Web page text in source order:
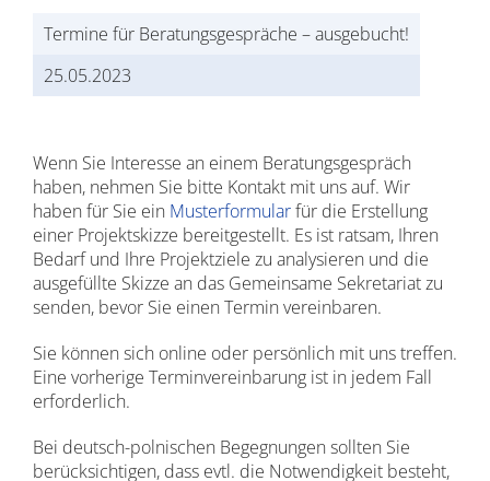
Termine für Beratungsgespräche – ausgebucht!
25.05.2023
Wenn Sie Interesse an einem Beratungsgespräch
haben, nehmen Sie bitte Kontakt mit uns auf. Wir
haben für Sie ein Musterformularfür die Erstellung
einer Projektskizze bereitgestellt. Es ist ratsam, Ihren
Bedarf und Ihre Projektziele zu analysieren und die
ausgefüllte Skizze an das Gemeinsame Sekretariat zu
senden, bevor Sie einen Termin vereinbaren.
Sie können sich online oder persönlich mit uns treffen.
Eine vorherige Terminvereinbarung ist in jedem Fall
erforderlich.
Bei deutsch-polnischen Begegnungen sollten Sie
berücksichtigen, dass evtl. die Notwendigkeit besteht,